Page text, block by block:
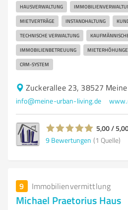
HAUSVERWALTUNG
MIETVERTRÄGE INSTANDHALTUNG
TECHNISCHE VERWALTUNG
IMMOBILIENBETREUUNG
CRM-SYSTEM
Zuckerallee 23, 38527 Meine
info@meine-urban-living.de
5,00 /
9 Bewertungen (1 Quelle)
9 Immobilienvermittlung
Michael Praetorius Haus